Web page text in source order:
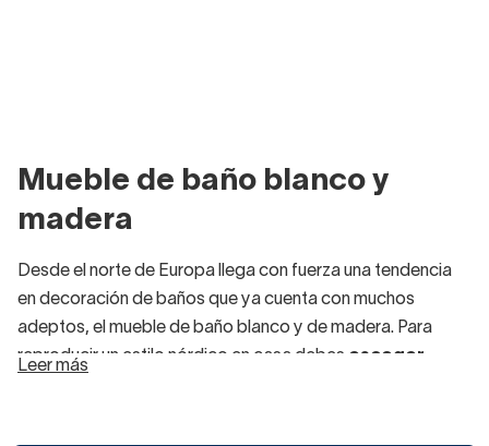
Mueble de baño blanco y
madera
Desde el norte de Europa llega con fuerza una tendencia
en decoración de baños que ya cuenta con muchos
adeptos, el mueble de baño blanco y de madera. Para
reproducir un estilo nórdico en casa debes escoger
Leer más